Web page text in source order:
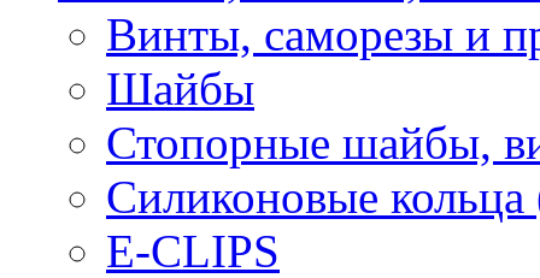
Винты, саморезы и
Шайбы
Стопорные шайбы,
Силиконовые
E-CLIPS